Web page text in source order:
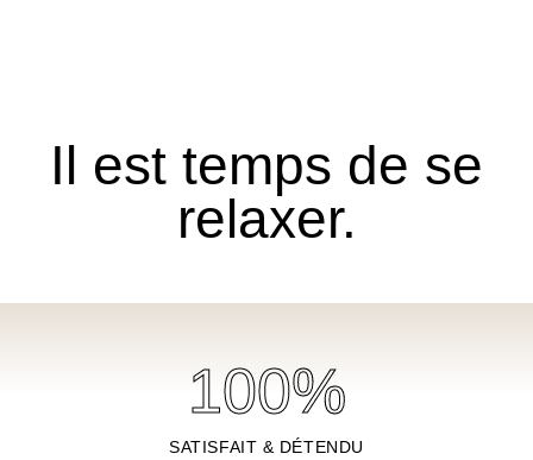
Il est temps de se
relaxer.
100%
SATISFAIT & DÉTENDU